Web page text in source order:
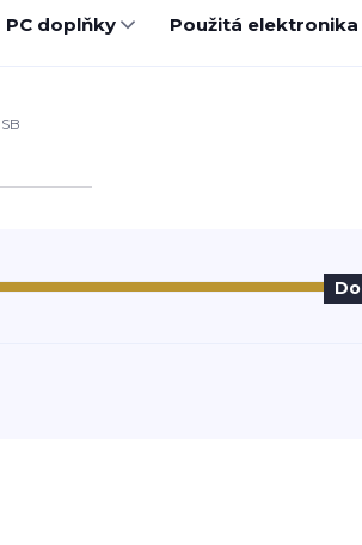
PC doplňky Použitá elektronika
Do